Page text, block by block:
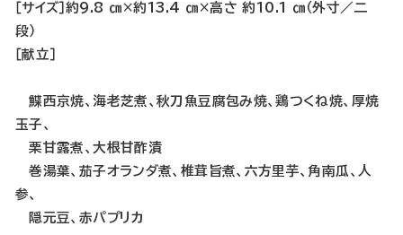
［サイズ］約9.8 ㎝×約13.4 ㎝×高さ 約10.1 ㎝（外寸／二
段）
［献立］
鰈西京焼、海老芝煮、秋刀魚豆腐包み焼、鶏つくね焼、厚焼
玉子、
栗甘露煮、大根甘酢漬
巻湯葉、茄子オランダ煮、椎茸旨煮、六方里芋、角南瓜、人
参、
隠元豆、赤パプリカ